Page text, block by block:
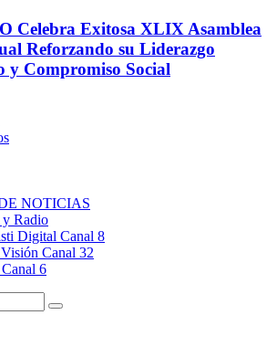
Celebra Exitosa XLIX Asamblea
Reforzando su Liderazgo
y Compromiso Social
NOTICIAS
y Radio
Digital Canal 8
Canal 32
6